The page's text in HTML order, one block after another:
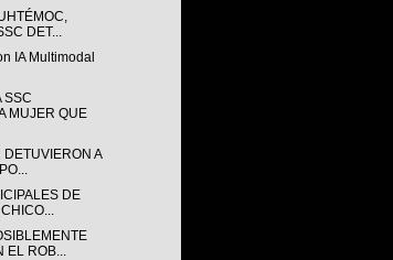
DET...
IA Multimodal
SSC
MUJER QUE
A
DE
EL ROB...